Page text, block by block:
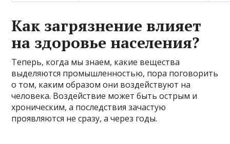
Как загрязнение влияет
на здоровье населения?
Теперь, когда мы знаем, какие вещества
выделяются промышленностью, пора поговорить
о том, каким образом они воздействуют на
человека. Воздействие может быть острым и
хроническим, а последствия зачастую
проявляются не сразу, а через годы.